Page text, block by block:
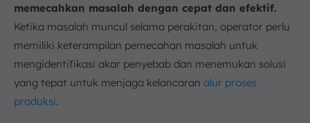
memecahkan masalah dengan cepat dan efektif.
Ketika masalah muncul selama perakitan, operator perlu
memiliki keterampilan pemecahan masalah untuk
mengidentifikasi akar penyebab dan menemukan solusi
yang tepat untuk menjaga kelancaran alur proses
produksi.